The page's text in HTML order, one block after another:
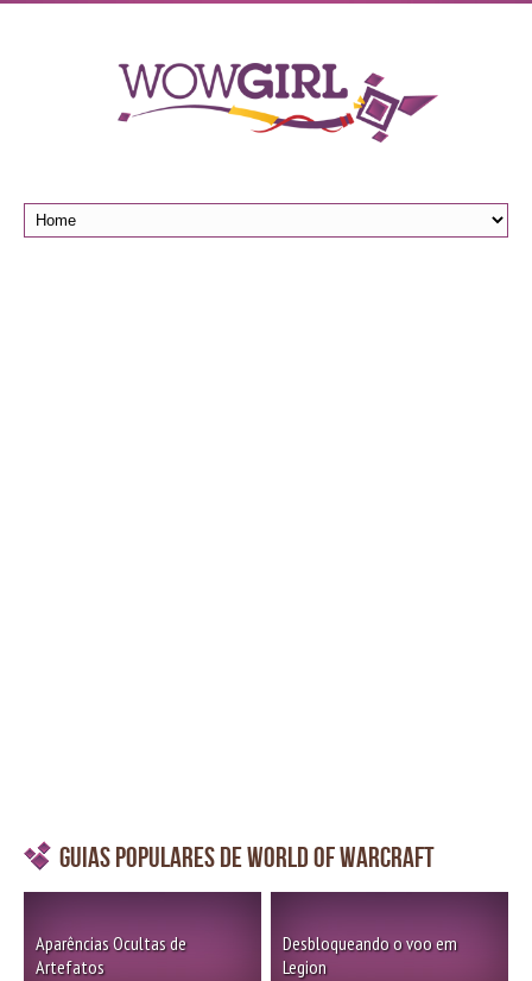
Guias Populares de World of Warcraft
Aparências Ocultas de
Artefatos
Desbloqueando o voo em
Legion